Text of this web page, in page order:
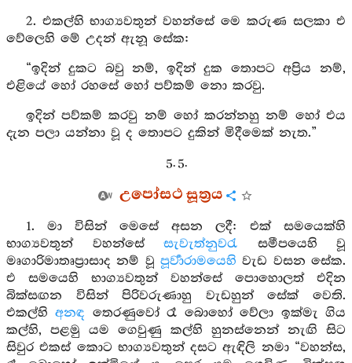
2. එකල්හි භාග්‍යවතුන් වහන්සේ මෙ කරුණ සලකා එ
වේලෙහි මේ උදන් ඇනූ සේක:
“ඉදින් දුකට බවු නම්, ඉදින් දුක තොපට අප්‍රිය නම්,
එළියේ හෝ රහසේ හෝ පව්කම් නො කරවු.
ඉදින් පව්කම් කරවු නම් හෝ කරන්නහු නම් හෝ එය
දැන පලා යන්නා වූ ද තොපට දුකින් මිදීමෙක් නැත.”
5. 5.
උපෝසථ සූත්‍රය
1. මා විසින් මෙසේ අසන ලදී: එක් සමයෙක්හි
භාග්‍යවතුන් වහන්සේ සැවැත්නුවරැ සමීපයෙහි වූ
මෘගාරිමාතෘප්‍රාසාද නම් වූ පූර්‍වාරාමයෙහි වැඩ වසන සේක.
එ සමයෙහි භාග්‍යවතුන් වහන්සේ පොහොලත් එදින
බික්සඟන විසින් පිරිවරුණාහු වැඩහුන් සේක් වෙති.
එකල්හිඅනඳ තෙරණුවෝ රෑ බොහෝ වේලා ඉක්මැ ගිය
කල්හි, පළමු යම ගෙවුණු කල්හි හුනස්නෙන් නැඟි සිට
සිවුර එකස් කොට භාග්‍යවතුන් දසට ඇඳිලි නමා “වහන්ස,